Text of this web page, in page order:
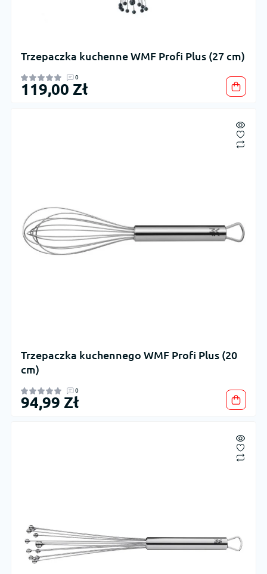
Trzepaczka kuchenne WMF Profi Plus (27 cm)
0
119,00 Zł
Trzepaczka kuchennego WMF Profi Plus (20
cm)
0
94,99 Zł